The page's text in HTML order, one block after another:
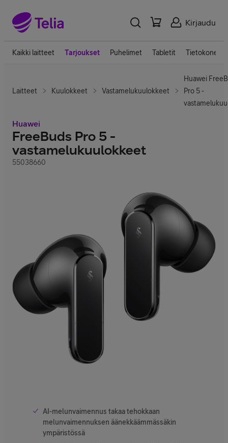
Kirjaudu
Kaikki laitteet Tarjoukset Puhelimet Tabletit Tietokoneet
Laitteet Kuulokkeet Vastamelukuulokkeet
Huawei
Pro 5 -
Huawei
FreeBuds Pro 5 -
vastamelukuulokkeet
55038660
AI-melunvaimennus takaa tehokkaan
melunvaimennuksen äänekkäämmässäkin
ympäristössä